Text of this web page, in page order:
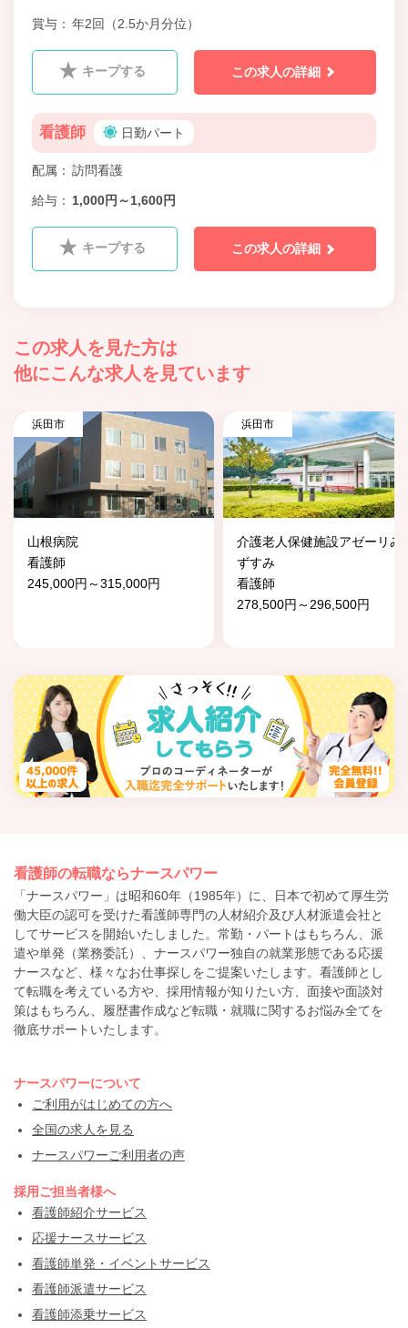
賞与 年2回（2.5か月分位）
キープする この求人の詳細
看護師 日勤パート
配属 訪問看護
給与 1,000円～1,600円
キープする この求人の詳細
この求人を見た方は
他にこんな求人を見ています
浜田市
山根病院
看護師
245,000円～315,000円
浜田市
介護老人保健施設アゼーリみ
ずすみ
看護師
278,500円～296,500円
看護師の転職ならナースパワー
「ナースパワー」は昭和60年（1985年）に、日本で初めて厚生労
働大臣の認可を受けた看護師専門の人材紹介及び人材派遣会社と
してサービスを開始いたしました。常勤・パートはもちろん、派
遣や単発（業務委託）、ナースパワー独自の就業形態である応援
ナースなど、様々なお仕事探しをご提案いたします。看護師とし
て転職を考えている方や、採用情報が知りたい方、面接や面談対
策はもちろん、履歴書作成など転職・就職に関するお悩み全てを
徹底サポートいたします。
ナースパワーについて
ご利用がはじめての方へ
全国の求人を見る
ナースパワーご利用者の声
採用ご担当者様へ
看護師紹介サービス
応援ナースサービス
看護師単発・イベントサービス
看護師派遣サービス
看護師添乗サービス